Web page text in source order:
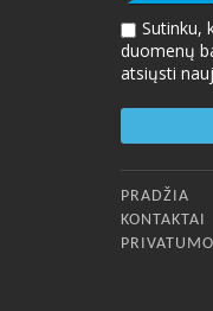
Sutinku,
duomenų
atsiųsti
Apatinis
PRADŽIA
KONTAKTAI